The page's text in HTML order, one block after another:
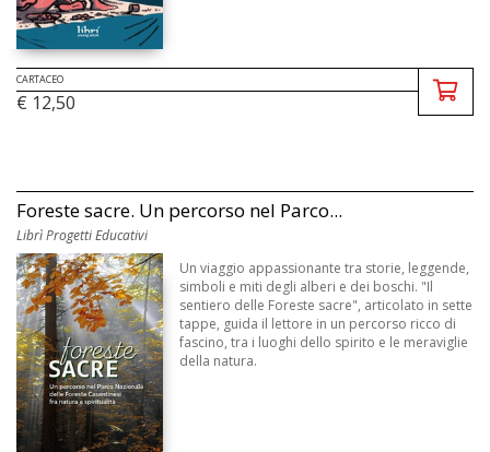
CARTACEO
€ 12,50
Foreste sacre. Un percorso nel Parco...
Librì Progetti Educativi
Un viaggio appassionante tra storie, leggende,
simboli e miti degli alberi e dei boschi. "Il
sentiero delle Foreste sacre", articolato in sette
tappe, guida il lettore in un percorso ricco di
fascino, tra i luoghi dello spirito e le meraviglie
della natura.